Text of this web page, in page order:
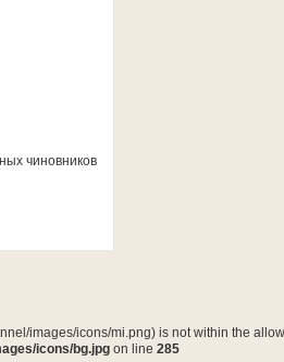
чиновников
images/icons/mi.png) is not within the
icons/bg.jpg on line 285